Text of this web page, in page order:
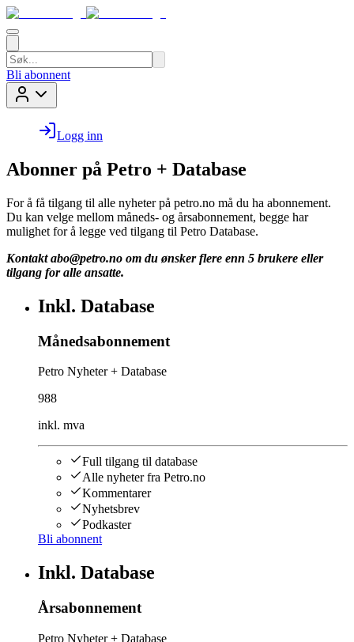
Bli abonnent
Logg inn
Abonner på Petro + Database
For å få tilgang til alle nyheter på petro.no må du ha abonnement.
Du kan velge mellom måneds- og årsabonnement, begge har
mulighet for å legge ved tilgang til Petro Database.
Kontakt abo@petro.no om du ønsker flere enn 5 brukere eller
tilgang for alle ansatte.
Inkl. Database
Månedsabonnement
Petro Nyheter + Database
988
inkl. mva
Full tilgang til database
Alle nyheter fra Petro.no
Kommentarer
Nyhetsbrev
Podkaster
Bli abonnent
Inkl. Database
Årsabonnement
Petro Nyheter + Database